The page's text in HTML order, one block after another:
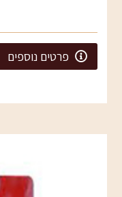
פרטים נוספים